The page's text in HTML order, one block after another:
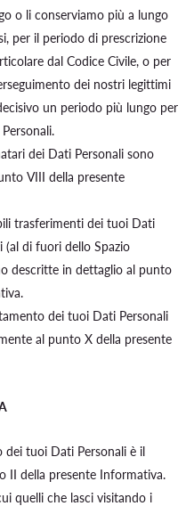
o li conserviamo più a lungo
per il periodo di prescrizione
dal Codice Civile, o per
dei nostri legittimi
un periodo più lungo per
dei Dati Personali sono
VIII della presente
trasferimenti dei tuoi Dati
(al di fuori dello Spazio
descritte in dettaglio al punto
dei tuoi Dati Personali
al punto X della presente
tuoi Dati Personali è il
II della presente Informativa.
quelli che lasci visitando i